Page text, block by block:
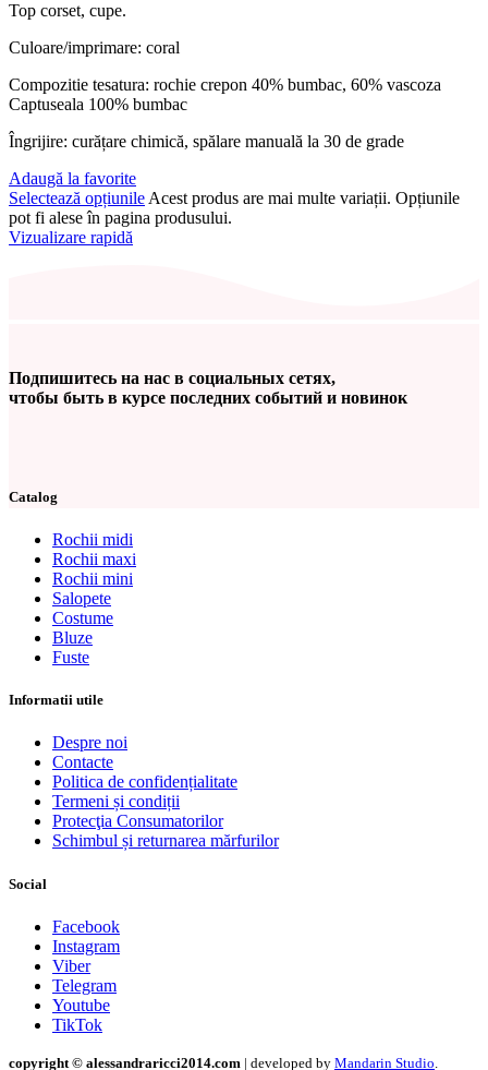
Top corset, cupe.
Culoare/imprimare: coral
Compozitie tesatura: rochie crepon 40% bumbac, 60% vascoza
Captuseala 100% bumbac
Îngrijire: curățare chimică, spălare manuală la 30 de grade
Adaugă la favorite
Selectează opțiunile Acest produs are mai multe variații. Opțiunile
pot fi alese în pagina produsului.
Vizualizare rapidă
Подпишитесь на нас в социальных сетях,
чтобы быть в курсе последних событий и новинок
Catalog
Rochii midi
Rochii maxi
Rochii mini
Salopete
Costume
Bluze
Fuste
Informatii utile
Despre noi
Contacte
Politica de confidențialitate
Termeni și condiții
Protecţia Consumatorilor
Schimbul și returnarea mărfurilor
Social
Facebook
Instagram
Viber
Telegram
Youtube
TikTok
copyright © alessandraricci2014.com | developed by Mandarin Studio